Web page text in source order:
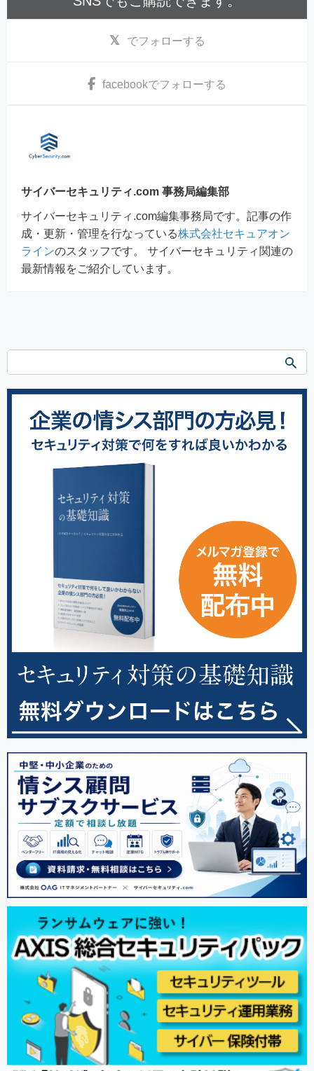
でフォローする
facebookでフォローする
サイバーセキュリティ.com 事務局編集部
サイバーセキュリティ.com編集事務局です。記事の作
成・更新・管理を行なっている株式会社セキュアオン
ラインのスタッフです。 サイバーセキュリティ関連の
最新情報をご紹介しています。